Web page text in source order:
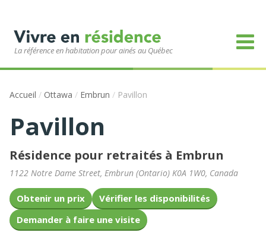
La référence en habitation pour ainés au Québec
Accueil / Ottawa / Embrun / Pavillon
Pavillon
Résidence pour retraités à Embrun
1122 Notre Dame Street, Embrun (Ontario) K0A 1W0, Canada
Obtenir un prix
Vérifier les disponibilités
Demander à faire une visite